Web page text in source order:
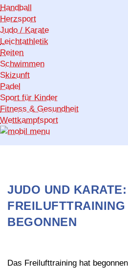
Handball
Herzsport
Judo / Karate
Leichtathletik
Reiten
Schwimmen
Skizunft
Padel
Sport für Kinder
Fitness & Gesundheit
Wettkampfsport
JUDO UND
FREILUFTTRAINING
BEGONNEN
Das Freilufttraining hat